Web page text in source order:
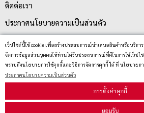
เว็ปไซต์นี้ใช้ cookie เพื่อสร้างประสบการณ์นำเสนอสินค้าหรือบริกา
จัดการข้อมูลส่วนบุคคลให้ท่านได้รับประสบการณ์ที่ดีในการใช้เว็ปไ
ทราบถึงนโยบายการใช้คุกกี้และวิธีการจัดการคุกกี้ ได้ ที่ นโยบายกา
ประกาศนโยบายความเป็นส่วนตัว
การตั้งค่าคุกกี้
ยอมรับ
ติดต่อเรา
ประกาศนโยบายความเป็นส่วนตัว
นโยบายการจัดส่ง
นโยบายการเปลี่ยน/คืน สินค้า